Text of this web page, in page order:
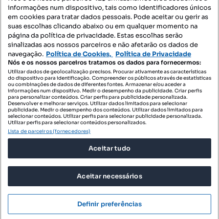
Mapa do Site
Contacte-nos
SIGA-NOS:
DESCARREGAR NA:
© 2026 Imovirtual.com, OLX Portugal, S.A.
TERMOS DE UTILIZAÇÃO
POLÍTICA DE PRIVACIDADE
CONFIGURAÇÕES DE PRIVACIDADE
informações num dispositivo, tais como identificadores únicos
em cookies para tratar dados pessoais. Pode aceitar ou gerir as
suas escolhas clicando abaixo ou em qualquer momento na
página da política de privacidade. Estas escolhas serão
sinalizadas aos nossos parceiros e não afetarão os dados de
navegação. Política de Cookies, Política de Privacidade
Nós e os nossos parceiros tratamos os dados para fornecermos:
Utilizar dados de geolocalização precisos. Procurar ativamente as características
do dispositivo para identificação. Compreender os públicos através de estatísticas
ou combinações de dados de diferentes fontes. Armazenar e/ou aceder a
informações num dispositivo. Medir o desempenho da publicidade. Criar perfis
para personalizar conteúdos. Criar perfis para publicidade personalizada.
Desenvolver e melhorar serviços. Utilizar dados limitados para selecionar
publicidade. Medir o desempenho dos conteúdos. Utilizar dados limitados para
selecionar conteúdos. Utilizar perfis para selecionar publicidade personalizada.
Utilizar perfis para selecionar conteúdos personalizados.
Lista de parceiros (fornecedores)
Aceitar tudo
Aceitar necessários
Definir preferências